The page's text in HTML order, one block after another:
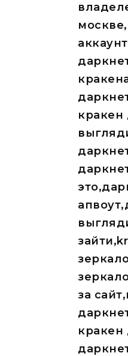
кракен
за
кракен